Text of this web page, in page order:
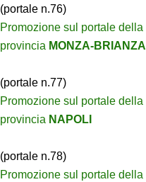
(portale n.76)
Promozione sul portale della
provincia MONZA-BRIANZA
(portale n.77)
Promozione sul portale della
provincia NAPOLI
(portale n.78)
Promozione sul portale della